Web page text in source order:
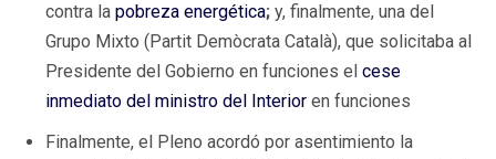
contra la pobreza energética; y, finalmente, una del
Grupo Mixto (Partit Demòcrata Català), que solicitaba al
Presidente del Gobierno en funciones el cese
inmediato del ministro del Interior en funciones
Finalmente, el Pleno acordó por asentimiento la